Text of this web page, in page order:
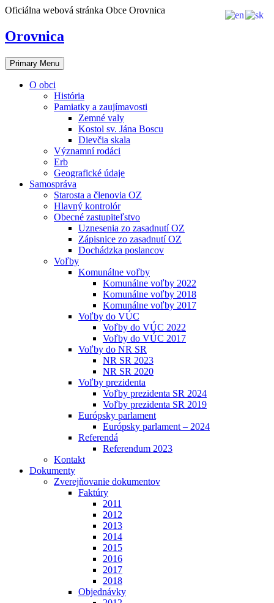
Skip
content
Oficiálna webová stránka Obce Orovnica
Orovnica
Primary Menu
O obci
História
Pamiatky a zaujímavosti
Zemné valy
Kostol sv. Jána Boscu
Dievčia skala
Významní rodáci
Erb
Geografické údaje
Samospráva
Starosta a členovia OZ
Hlavný kontrolór
Obecné zastupiteľstvo
Uznesenia zo zasadnutí OZ
Zápisnice zo zasadnutí OZ
Dochádzka poslancov
Voľby
Komunálne voľby
Komunálne voľby 2022
Komunálne voľby 2018
Komunálne voľby 2017
Voľby do VÚC
Voľby do VÚC 2022
Voľby do VÚC 2017
Voľby do NR SR
NR SR 2023
NR SR 2020
Voľby prezidenta
Voľby prezidenta SR 2024
Voľby prezidenta SR 2019
Európsky parlament
Európsky parlament – 2024
Referendá
Referendum 2023
Kontakt
Dokumenty
Zverejňovanie dokumentov
Faktúry
2011
2012
2013
2014
2015
2016
2017
2018
Objednávky